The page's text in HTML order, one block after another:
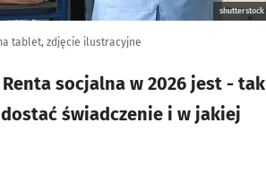
shutterstock
tablet, zdjęcie ilustracyjne
socjalna w 2026 jest - tak
świadczenie i w jakiej